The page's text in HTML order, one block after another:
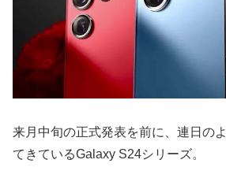
来月中旬の正式発表を前に、連日の
てきているGalaxy S24シリーズ。